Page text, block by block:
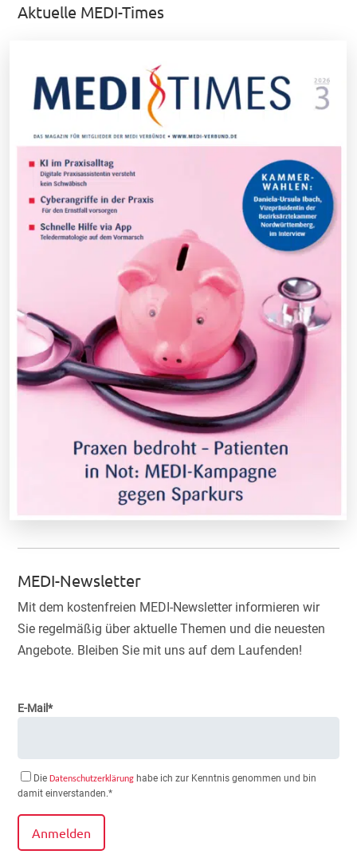
Aktuelle MEDI-Times
MEDI-Newsletter
Mit dem kostenfreien MEDI-Newsletter informieren wir
Sie regelmäßig über aktuelle Themen und die neuesten
Angebote. Bleiben Sie mit uns auf dem Laufenden!
E-Mail*
DieDatenschutzerklärung habe ich zur Kenntnis genommen und bin
damit einverstanden.*
Anmelden